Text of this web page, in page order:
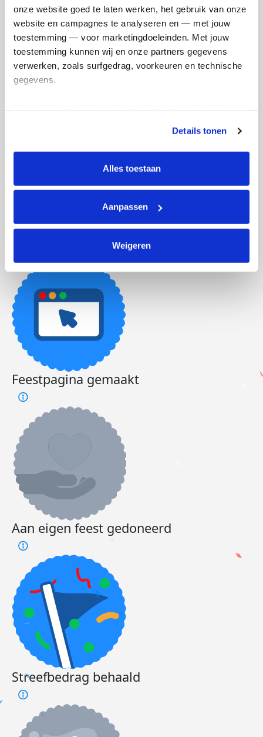
onze website goed te laten werken, het gebruik van onze
website en campagnes te analyseren en — met jouw
toestemming — voor marketingdoeleinden. Met jouw
toestemming kunnen wij en onze partners gegevens
verwerken, zoals surfgedrag, voorkeuren en technische
gegevens.
tonen. Je kunt je toestemming op elk moment wijzigen of
intrekken via Cookie instellingen onderaan de pagina. De
lijst met cookies is te vinden in het tabblad “details”.
Details tonen
Alles toestaan
Aanpassen
Weigeren
Ik wil bijdragen aan de transactiekosten
en betaal €0.75 extra.
Doneer nu
€698
Streefbedrag
€600
Badges
Feestpagina gemaakt
Aan eigen feest gedoneerd
Streefbedrag behaald